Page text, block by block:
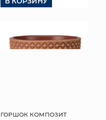
ГОРШОК КОМПОЗИТ